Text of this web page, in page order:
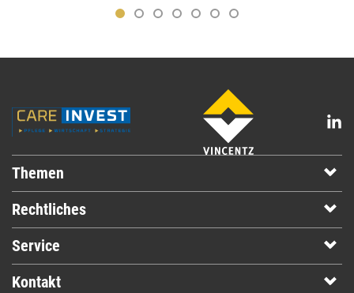
Themen
Rechtliches
Service
Kontakt